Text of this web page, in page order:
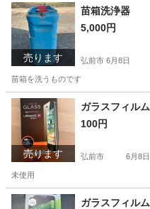
青森 弘前市 弘高下駅
売ります
苗箱洗浄器
5,000円
弘前市 6月8日
苗箱を洗うものです
青森 弘前市 その他
売ります
ガラスフィルム
100円
弘前市 6月8日
未使用
青森 弘前市 家電 ガラス
ガラスフィルム